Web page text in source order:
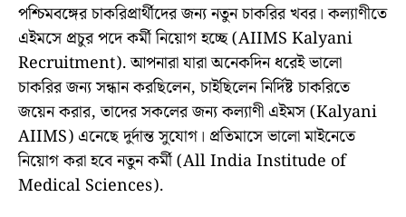
পশ্চিমবঙ্গের চাকরিপ্রার্থীদের জন্য নতুন চাকরির খবর। কল্যাণীতে
এইমসে প্রচুর পদে কর্মী নিয়োগ হচ্ছে (AIIMS Kalyani
Recruitment). আপনারা যারা অনেকদিন ধরেই ভালো
চাকরির জন্য সন্ধান করছিলেন, চাইছিলেন নির্দিষ্ট চাকরিতে
জয়েন করার, তাদের সকলের জন্য কল্যাণী এইমস (Kalyani
AIIMS) এনেছে দুর্দান্ত সুযোগ। প্রতিমাসে ভালো মাইনেতে
নিয়োগ করা হবে নতুন কর্মী (All India Institude of
Medical Sciences).